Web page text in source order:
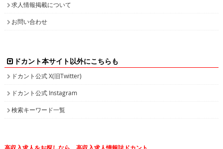
求人情報掲載について
お問い合わせ
ドカント本サイト以外にこちらも
ドカント公式 X(旧Twitter)
ドカント公式 Instagram
検索キーワード一覧